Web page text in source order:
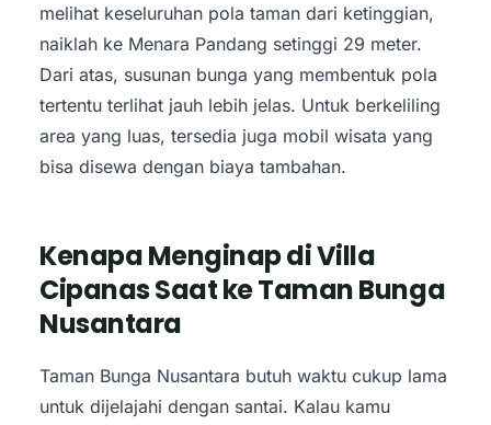
melihat keseluruhan pola taman dari ketinggian,
naiklah ke Menara Pandang setinggi 29 meter.
Dari atas, susunan bunga yang membentuk pola
tertentu terlihat jauh lebih jelas. Untuk berkeliling
area yang luas, tersedia juga mobil wisata yang
bisa disewa dengan biaya tambahan.
Kenapa Menginap di Villa
Cipanas Saat ke Taman Bunga
Nusantara
Taman Bunga Nusantara butuh waktu cukup lama
untuk dijelajahi dengan santai. Kalau kamu